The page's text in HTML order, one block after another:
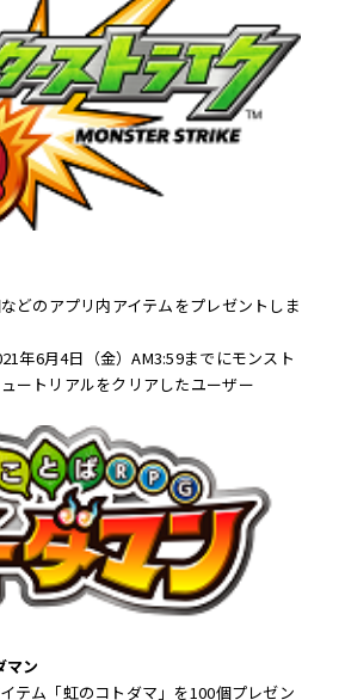
どのアプリ内アイテムをプレゼントしま
年6月4日（金）AM3:59までにモンスト
ートリアルをクリアしたユーザー
マン
テム「虹のコトダマ」を100個プレゼン